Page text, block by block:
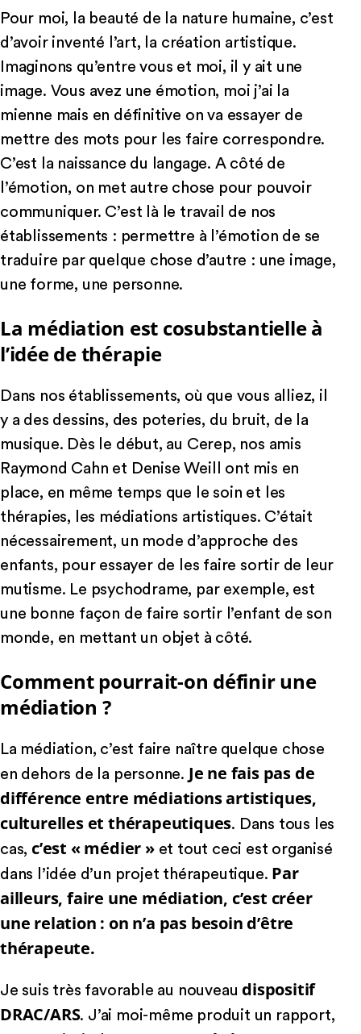
Pour moi, la beauté de la nature humaine, c’est
d’avoir inventé l’art, la création artistique.
Imaginons qu’entre vous et moi, il y ait une
image. Vous avez une émotion, moi j’ai la
mienne mais en définitive on va essayer de
mettre des mots pour les faire correspondre.
C’est la naissance du langage. A côté de
l’émotion, on met autre chose pour pouvoir
communiquer. C’est là le travail de nos
établissements : permettre à l’émotion de se
traduire par quelque chose d’autre : une image,
une forme, une personne.
La médiation est cosubstantielle à
l’idée de thérapie
Dans nos établissements, où que vous alliez, il
y a des dessins, des poteries, du bruit, de la
musique. Dès le début, au Cerep, nos amis
Raymond Cahn et Denise Weill ont mis en
place, en même temps que le soin et les
thérapies, les médiations artistiques. C’était
nécessairement, un mode d’approche des
enfants, pour essayer de les faire sortir de leur
mutisme. Le psychodrame, par exemple, est
une bonne façon de faire sortir l’enfant de son
monde, en mettant un objet à côté.
Comment pourrait-on définir une
médiation ?
La médiation, c’est faire naître quelque chose
en dehors de la personne. Je ne fais pas de
différence entre médiations artistiques,
culturelles et thérapeutiques. Dans tous les
cas, c’est « médier » et tout ceci est organisé
dans l’idée d’un projet thérapeutique. Par
ailleurs, faire une médiation, c’est créer
une relation : on n’a pas besoin d’être
thérapeute.
Je suis très favorable au nouveau dispositif
DRAC/ARS. J’ai moi-même produit un rapport,